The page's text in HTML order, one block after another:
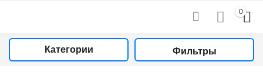
0
Категории Фильтры